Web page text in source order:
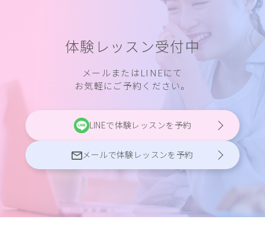
体験レッスン受付中
メールまたはLINEにて
お気軽にご予約ください。
LINEで体験レッスンを予約
メールで体験レッスンを予約